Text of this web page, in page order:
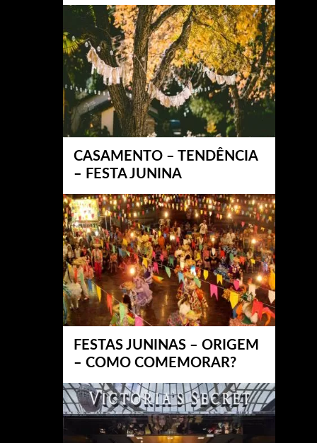
CASAMENTO – TENDÊNCIA
– FESTA JUNINA
FESTAS JUNINAS – ORIGEM
– COMO COMEMORAR?